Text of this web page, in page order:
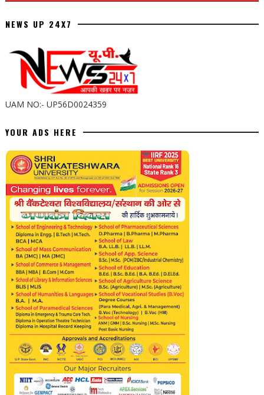
NEWS UP 24X7
UAM NO:- UP56D0024359
YOUR ADS HERE